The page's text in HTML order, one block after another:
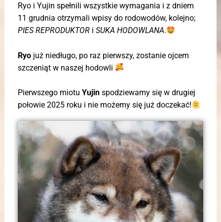
Ryo i Yujin spełnili wszystkie wymagania i z dniem
11 grudnia otrzymali wpisy do rodowodów, kolejno;
PIES REPRODUKTOR iSUKA HODOWLANA.
Ryo już niedługo, po raz pierwszy, zostanie ojcem
szczeniąt w naszej hodowli
Pierwszego miotuYujin spodziewamy się w drugiej
połowie 2025 roku i nie możemy się już doczekać!